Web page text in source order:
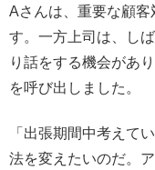
Aさんは、重要な顧客
す。一方上司は、し
り話をする機会があ
を呼び出しました。
「出張期間中考えて
法を変えたいのだ。